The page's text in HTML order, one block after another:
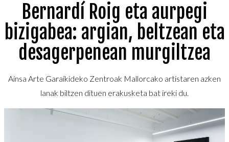
Bernardí Roig eta aurpegi
bizigabea: argian, beltzean eta
desagerpenean murgiltzea
Aínsa Arte Garaikideko Zentroak Mallorcako artistaren azken
lanak biltzen dituen erakusketa bat ireki du.